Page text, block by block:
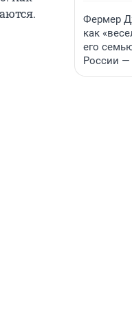
Фермер
как
его
России —